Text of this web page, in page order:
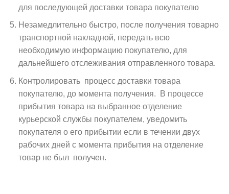
для последующей доставки товара покупателю
Незамедлительно быстро, после получения товарно
транспортной накладной, передать всю
необходимую информацию покупателю, для
дальнейшего отслеживания отправленного товара.
Контролировать процесс доставки товара
покупателю, до момента получения. В процессе
прибытия товара на выбранное отделение
курьерской службы покупателем, уведомить
покупателя о его прибытии если в течении двух
рабочих дней с момента прибытия на отделение
товар не был получен.